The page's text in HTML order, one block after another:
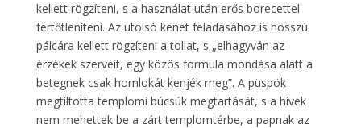
kellett rögzíteni, s a használat után erős borecettel
fertőtleníteni. Az utolsó kenet feladásához is hosszú
pálcára kellett rögzíteni a tollat, s „elhagyván az
érzékek szerveit, egy közös formula mondása alatt a
betegnek csak homlokát kenjék meg”. A püspök
megtiltotta templomi búcsúk megtartását, s a hívek
nem mehettek be a zárt templomtérbe, a papnak az